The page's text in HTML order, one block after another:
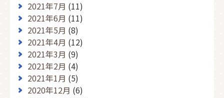
2021年7月 (11)
2021年6月 (11)
2021年5月 (8)
2021年4月 (12)
2021年3月 (9)
2021年2月 (4)
2021年1月 (5)
2020年12月 (6)